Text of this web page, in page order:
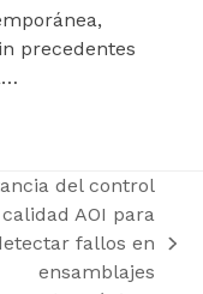
precedentes
del control
AOI para
fallos en
ensamblajes